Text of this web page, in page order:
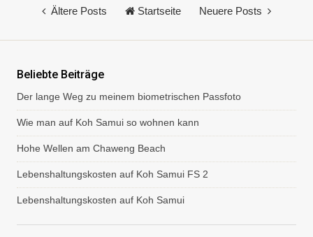
v
r
ö
f
f
e
n
t
l
i
Ältere Posts Startseite Neuere Posts
Beliebte Beiträge
Der lange Weg zu meinem biometrischen Passfoto
Wie man auf Koh Samui so wohnen kann
Hohe Wellen am Chaweng Beach
Lebenshaltungskosten auf Koh Samui FS 2
Lebenshaltungskosten auf Koh Samui